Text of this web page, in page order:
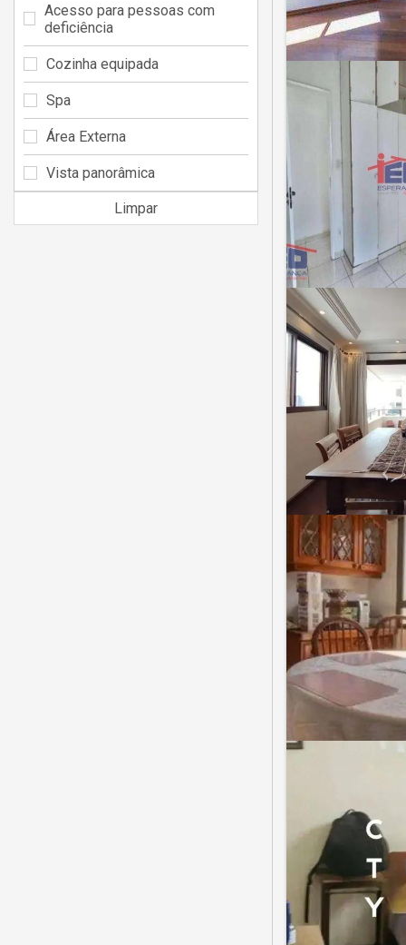
Acesso para pessoas com
deficiência
Cozinha equipada
Spa
Área Externa
Vista panorâmica
Limpar